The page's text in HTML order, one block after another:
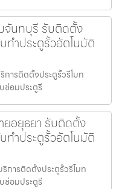
จันทบุรี รับติดตั้ง
ทำประตูรั้วอัตโนมัติ
ารติดตั้งประตูรั้วรีโมท
ซ่อมประตูรี
ยอยุธยา รับติดตั้ง
ทำประตูรั้วอัตโนมัติ
การติดตั้งประตูรั้วรีโมท
ซ่อมประตูรี